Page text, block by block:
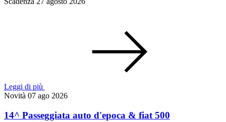
Leggi di più
Novità 07 ago 2026
14^ Passeggiata auto d'epoca & fiat 500